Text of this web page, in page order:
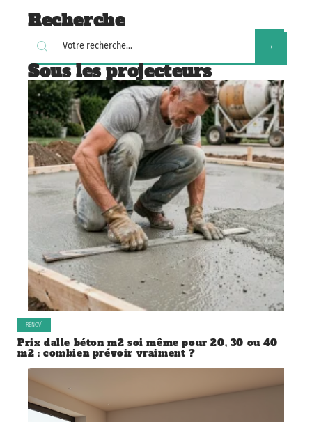
Recherche
Sous les projecteurs
RÉNOV’
Prix dalle béton m2 soi même pour 20, 30 ou 40
m2 : combien prévoir vraiment ?